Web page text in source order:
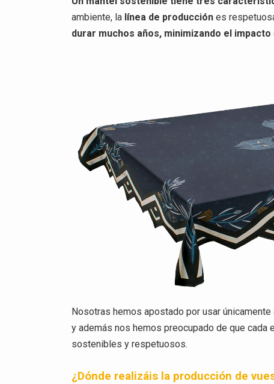
ambiente, la línea de producción es
durar muchos años, minimizando el
Nosotras hemos apostado por usar únicamente
y además nos hemos preocupado de que
sostenibles y respetuosos.
¿Dónde realizáis la producción de